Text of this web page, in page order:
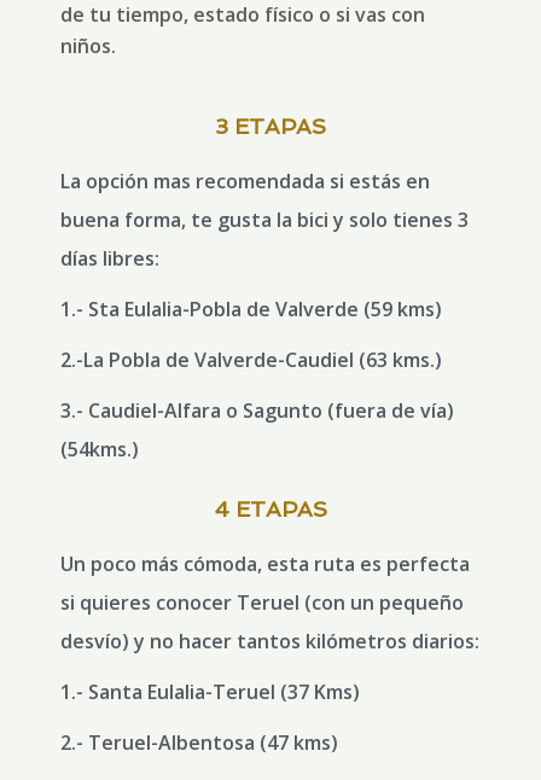
de tu tiempo, estado físico o si vas con
niños.
3 ETAPAS
La opción mas recomendada si estás en
buena forma, te gusta la bici y solo tienes 3
días libres:
1.- Sta Eulalia-Pobla de Valverde (59 kms)
2.-La Pobla de Valverde-Caudiel (63 kms.)
3.- Caudiel-Alfara o Sagunto (fuera de vía)
(54kms.)
4 ETAPAS
Un poco más cómoda, esta ruta es perfecta
si quieres conocer Teruel (con un pequeño
desvío) y no hacer tantos kilómetros diarios:
1.- Santa Eulalia-Teruel (37 Kms)
2.- Teruel-Albentosa (47 kms)